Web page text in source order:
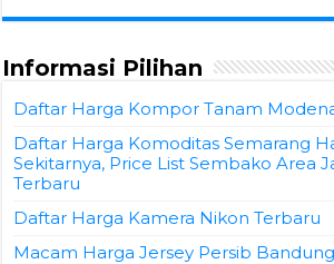
Informasi Pilihan
Daftar Harga Kompor Tanam
Daftar Harga Komoditas Semarang
Sekitarnya, Price List Sembako Area
Terbaru
Daftar Harga Kamera Nikon Terbaru
Macam Harga Jersey Persib